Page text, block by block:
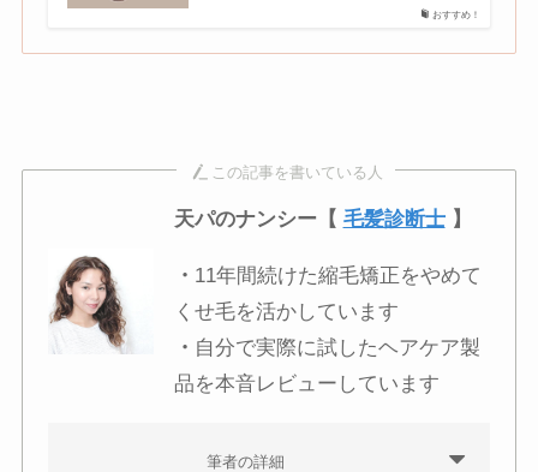
おすすめ！
この記事を書いている人
天パのナンシー【 毛髪診断士】
・ 11年間続けた縮毛矯正をやめて
くせ毛を活かしています
・ 自分で実際に試したヘアケア製
品を本音レビューしています
筆者の詳細